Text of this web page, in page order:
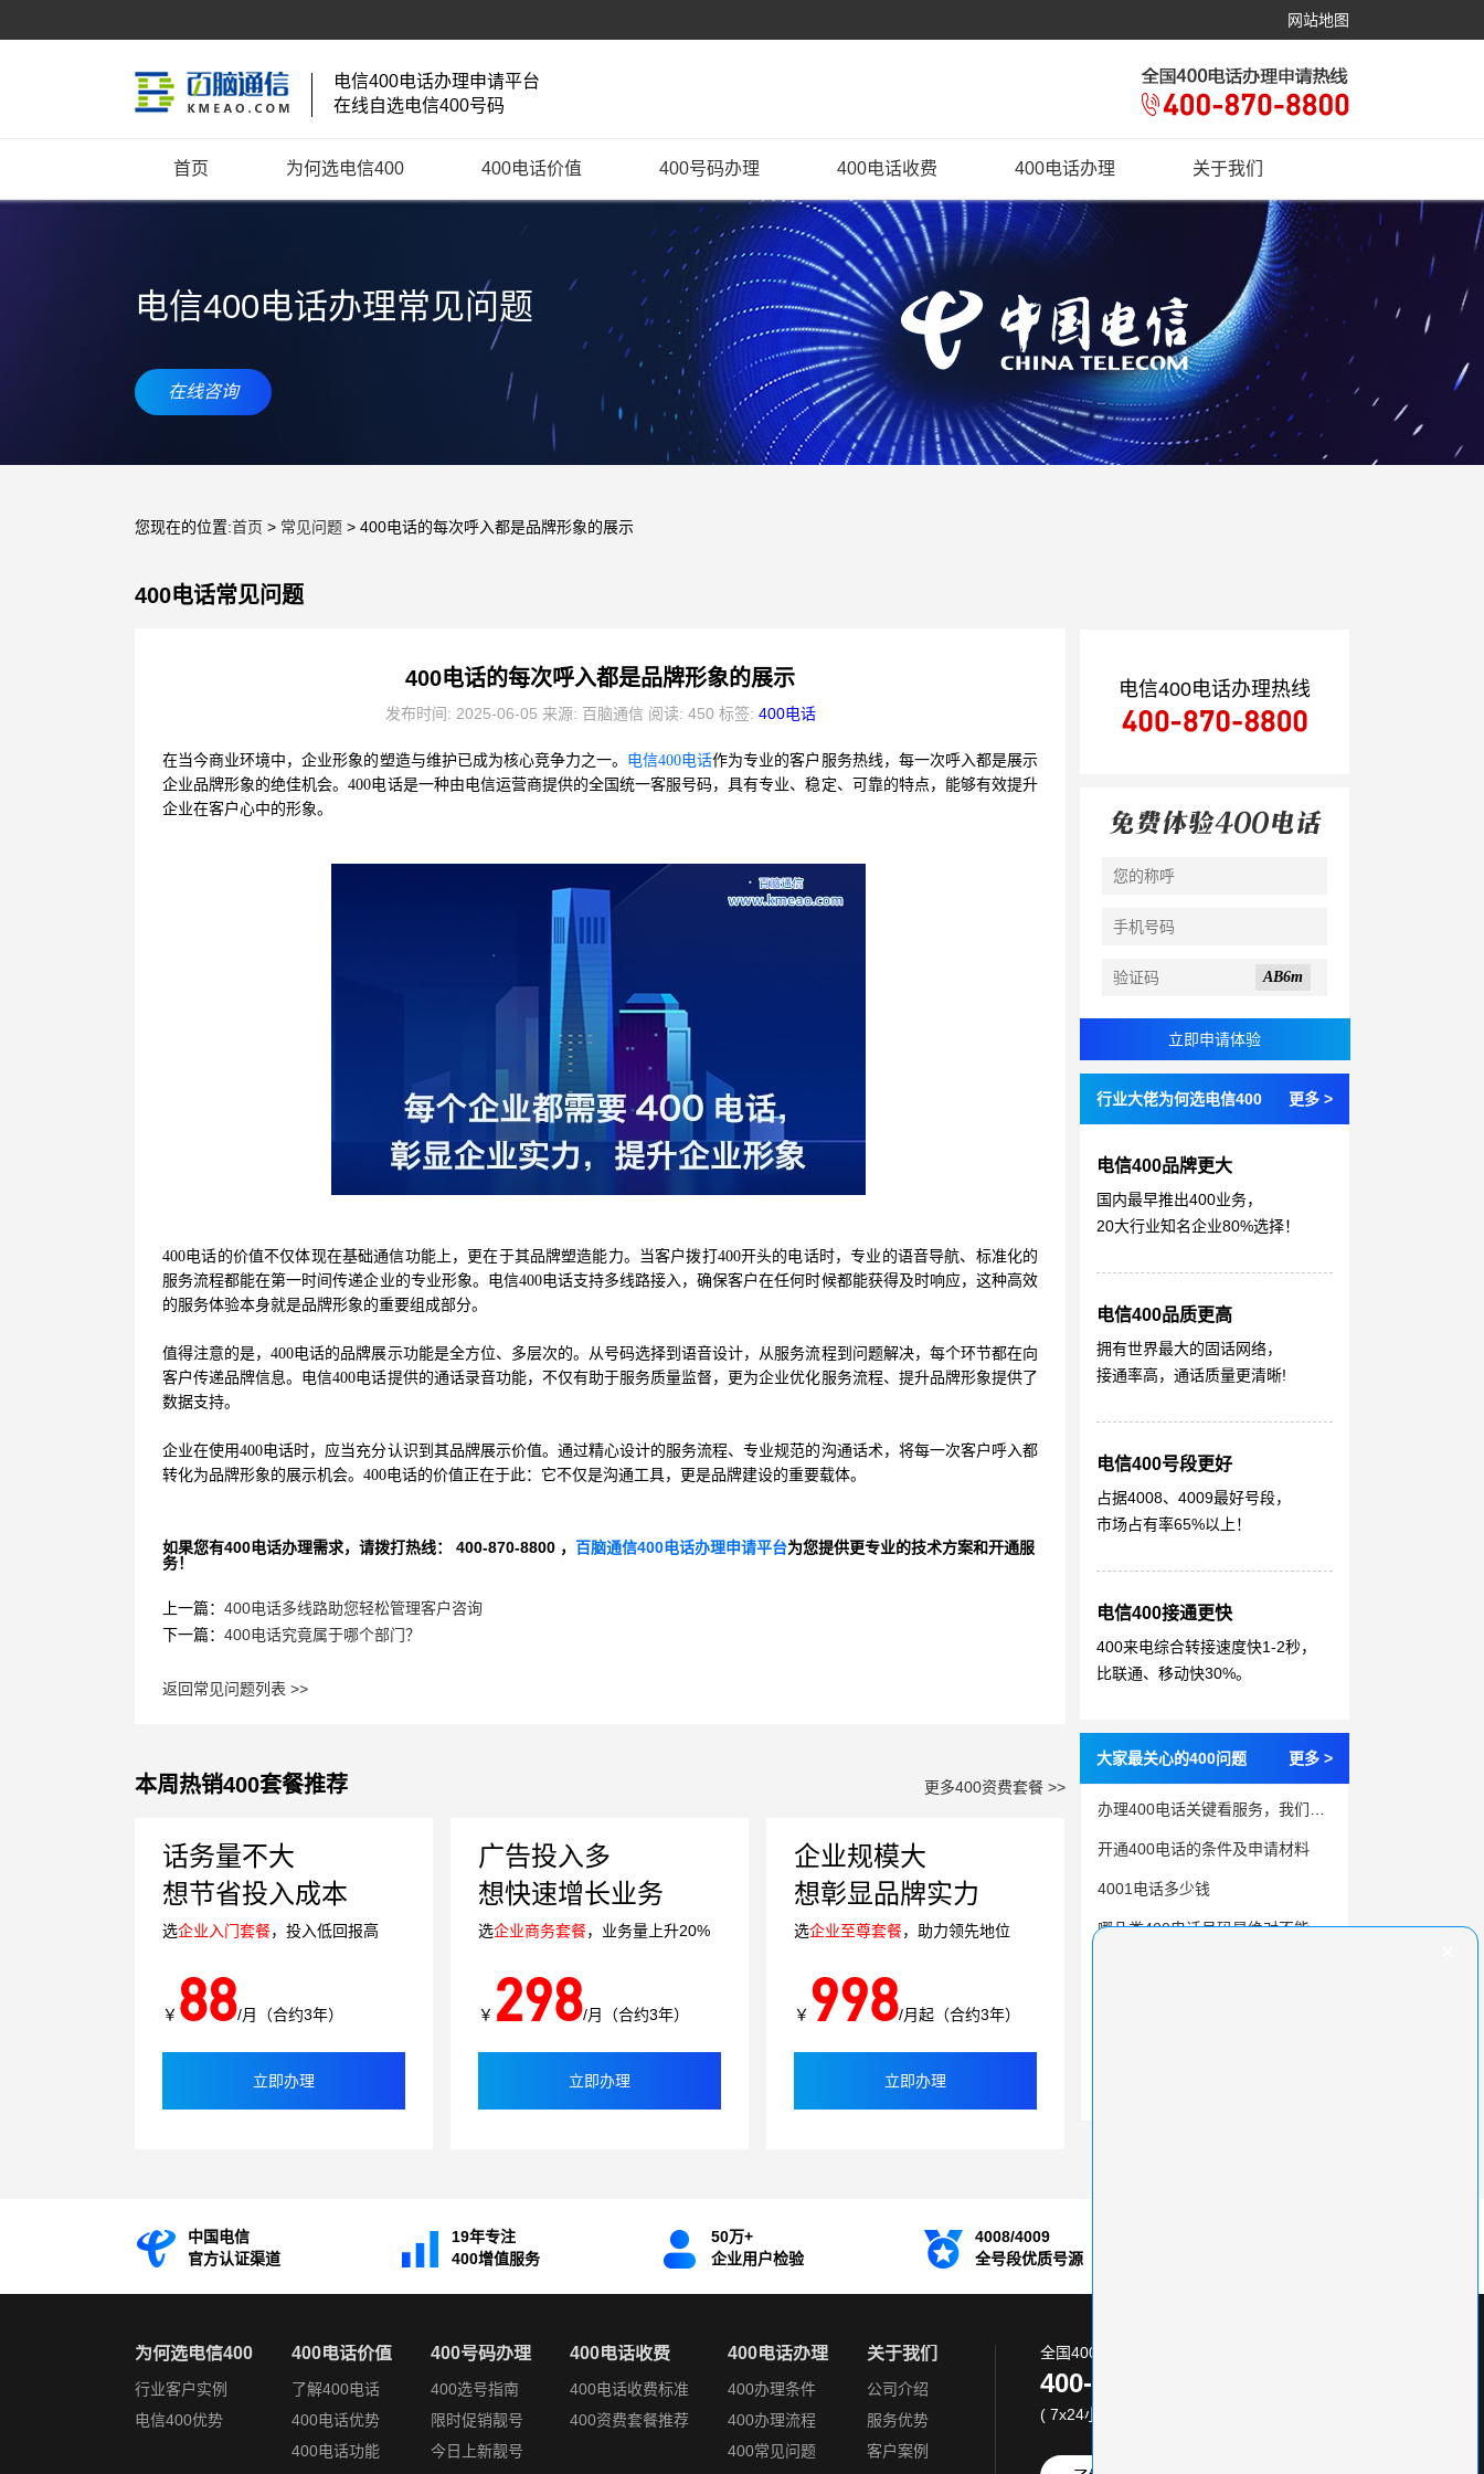
网站地图
电信400电话办理申请平台
在线自选电信400号码
首页 为何选电信400 400电话价值 400号码办理 400电话收费 400电话办理 关于我们
电信400电话办理常见问题
在线咨询
您现在的位置:首页 > 常见问题 > 400电话的每次呼入都是品牌形象的展示
400电话常见问题
400电话的每次呼入都是品牌形象的展示
发布时间: 2025-06-05 来源: 百脑通信 阅读: 450 标签: 400电话
在当今商业环境中，企业形象的塑造与维护已成为核心竞争力之一。 电信400电话作为专业的客户服务热线，每一次呼入都是展示
企业品牌形象的绝佳机会。400电话是一种由电信运营商提供的全国统一客服号码，具有专业、稳定、可靠的特点，能够有效提升
企业在客户心中的形象。
400电话的价值不仅体现在基础通信功能上，更在于其品牌塑造能力。当客户拨打400开头的电话时，专业的语音导航、标准化的
服务流程都能在第一时间传递企业的专业形象。电信400电话支持多线路接入，确保客户在任何时候都能获得及时响应，这种高效
的服务体验本身就是品牌形象的重要组成部分。
值得注意的是，400电话的品牌展示功能是全方位、多层次的。从号码选择到语音设计，从服务流程到问题解决，每个环节都在向
客户传递品牌信息。电信400电话提供的通话录音功能，不仅有助于服务质量监督，更为企业优化服务流程、提升品牌形象提供了
数据支持。
企业在使用400电话时，应当充分认识到其品牌展示价值。通过精心设计的服务流程、专业规范的沟通话术，将每一次客户呼入都
转化为品牌形象的展示机会。400电话的价值正在于此：它不仅是沟通工具，更是品牌建设的重要载体。
如果您有400电话办理需求，请拨打热线： 400-870-8800 ， 百脑通信400电话办理申请平台为您提供更专业的技术方案和开通服
务！
上一篇： 400电话多线路助您轻松管理客户咨询
下一篇： 400电话究竟属于哪个部门？
返回常见问题列表 >>
本周热销400套餐推荐 更多400资费套餐 >>
话务量不大
想节省投入成本
选企业入门套餐，投入低回报高
￥ 88/月（合约3年）
立即办理
广告投入多
想快速增长业务
选企业商务套餐，业务量上升20%
￥ 298/月（合约3年）
立即办理
企业规模大
想彰显品牌实力
选企业至尊套餐，助力领先地位
￥ 998/月起（合约3年）
立即办理
电信400电话办理热线
AB6m
行业大佬为何选电信400 更多 >
电信400品牌更大
国内最早推出400业务，
20大行业知名企业80%选择！
电信400品质更高
拥有世界最大的固话网络，
接通率高，通话质量更清晰!
电信400号段更好
占据4008、4009最好号段，
市场占有率65%以上！
电信400接通更快
400来电综合转接速度快1-2秒，
比联通、移动快30%。
大家最关心的400问题 更多 >
开通400电话的条件及申请材料
4001电话多少钱
哪几类400电话号码是绝对不能选的
中国电信
官方认证渠道
19年专注
400增值服务
50万+
企业用户检验
4008/4009
全号段优质号源
为何选电信400
行业客户实例
电信400优势
400电话价值
了解400电话
400电话优势
400电话功能
400号码办理
400选号指南
限时促销靓号
今日上新靓号
400电话收费
400电话收费标准
400资费套餐推荐
400电话办理
400办理条件
400办理流程
400常见问题
关于我们
公司介绍
服务优势
客户案例
全国400电话服务热线:
400-870-8800
( 7x24小时 )